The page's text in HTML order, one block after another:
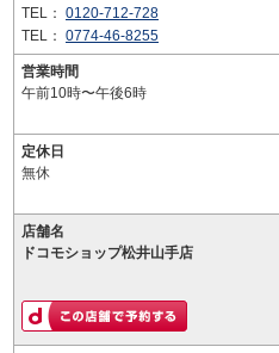
TEL： 0120-712-728
TEL： 0774-46-8255
営業時間
午前10時〜午後6時
定休日
無休
店舗名
ドコモショップ松井山手店